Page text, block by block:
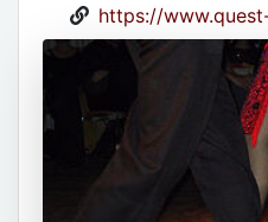
https://